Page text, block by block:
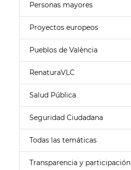
Personas mayores
Proyectos europeos
Pueblos de València
RenaturaVLC
Salud Pública
Seguridad Ciudadana
Todas las temáticas
Transparencia y participación